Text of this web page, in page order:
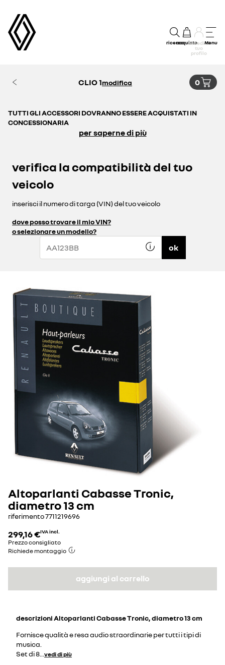
ricercaacquistoaccedi al
tuo
profilo
Menu
CLIO 1modifica 0
TUTTI GLI ACCESSORI DOVRANNO ESSERE ACQUISTATI IN
CONCESSIONARIA
per saperne di più
verifica la compatibilità del tuo
veicolo
inserisci il numero di targa (VIN) del tuo veicolo
dove posso trovare il mio VIN?
o selezionare un modello?
ok
Altoparlanti Cabasse Tronic,
diametro 13 cm
riferimento7711219696
299,16 €IVA incl.
Prezzo consigliato
Richiede montaggio
aggiungi al carrello
descrizioniAltoparlanti Cabasse Tronic, diametro 13 cm
Fornisce qualità e resa audio straordinarie per tutti i tipi di
musica.
Set di 8 vedi di più